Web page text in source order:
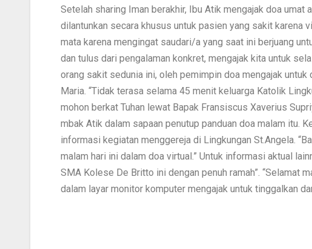
Setelah sharing Iman berakhir, Ibu Atik mengajak doa umat
dilantunkan secara khusus untuk pasien yang sakit karena
mata karena mengingat saudari/a yang saat ini berjuang
dan tulus dari pengalaman konkret, mengajak kita untuk
orang sakit sedunia ini, oleh pemimpin doa mengajak
Maria. “Tidak terasa selama 45 menit keluarga Katolik
mohon berkat Tuhan lewat Bapak Fransiscus Xaverius
mbak Atik dalam sapaan penutup panduan doa malam itu.
informasi kegiatan menggereja di Lingkungan St.Angela.
malam hari ini dalam doa virtual.” Untuk informasi aktual
SMA Kolese De Britto ini dengan penuh ramah”. “Selamat
dalam layar monitor komputer mengajak untuk tinggalkan